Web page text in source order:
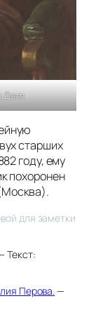
Даля
старших
году, ему
похоронен
для заметки
Текст:
Перова. —